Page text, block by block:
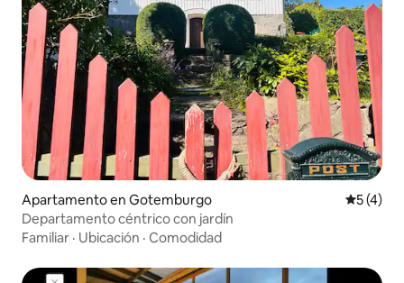
Apartamento en Gotemburgo
5 (4)
Departamento céntrico con jardín
Familiar · Ubicación · Comodidad